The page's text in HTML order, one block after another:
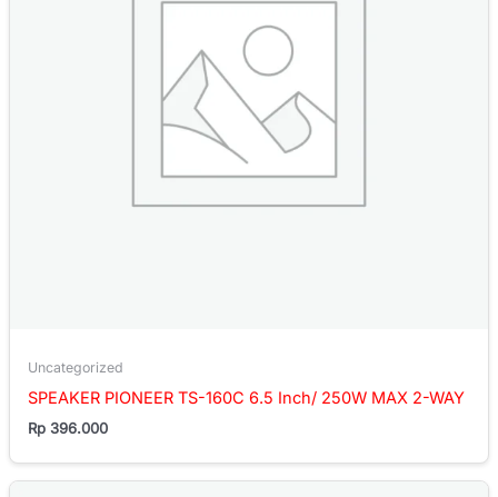
Uncategorized
SPEAKER PIONEER TS-160C 6.5 Inch/ 250W MAX 2-WAY
Rp 396.000